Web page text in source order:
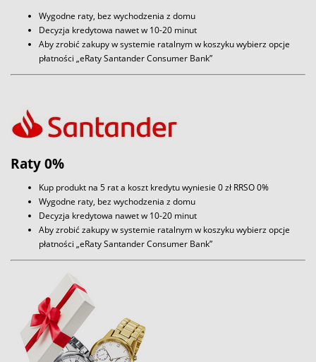
Wygodne raty, bez wychodzenia z domu
Decyzja kredytowa nawet w 10-20 minut
Aby zrobić zakupy w systemie ratalnym w koszyku wybierz opcje
płatności „eRaty Santander Consumer Bank”
Raty 0%
Kup produkt na 5 rat a koszt kredytu wyniesie 0 zł RRSO 0%
Wygodne raty, bez wychodzenia z domu
Decyzja kredytowa nawet w 10-20 minut
Aby zrobić zakupy w systemie ratalnym w koszyku wybierz opcje
płatności „eRaty Santander Consumer Bank”